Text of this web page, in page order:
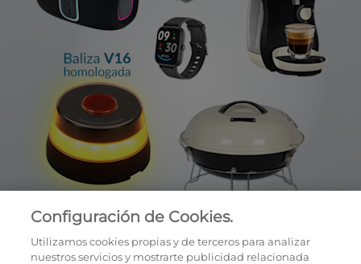
Configuración de Cookies.
Utilizamos cookies propias y de terceros para analizar
nuestros servicios y mostrarte publicidad relacionada